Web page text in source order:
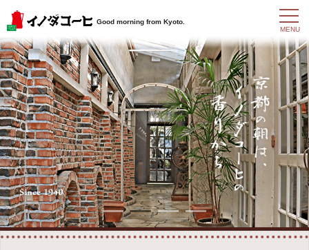
Good morning from Kyoto.
t
o
g
g
l
e
n
a
v
g
a
t
i
o
n
MENU